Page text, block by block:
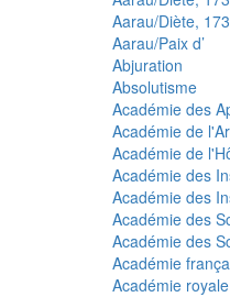
Aarau/Diète,
Aarau/Paix d’
Abjuration
Absolutisme
Académie des
Académie de
Académie de
Académie des
Académie des
Académie des
Académie des
Académie
Académie